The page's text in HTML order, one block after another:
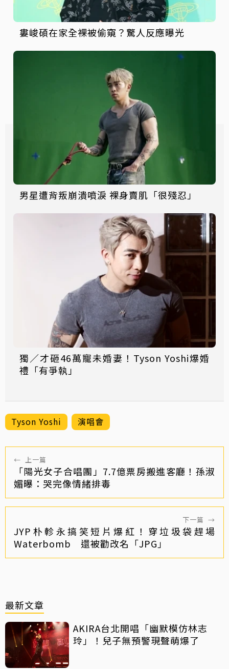
婁峻碩在家全裸被偷窺？驚人反應曝光
男星遭背叛崩潰噴淚 裸身賣肌「很殘忍」
獨／才砸46萬寵未婚妻！Tyson Yoshi爆婚
禮「有爭執」
Tyson Yoshi 演唱會
← 上一篇
「陽光女子合唱團」7.7億票房搬進客廳！孫淑
媚曝：哭完像情緒排毒
下一篇 →
JYP朴軫永搞笑短片爆紅！穿垃圾袋趕場
Waterbomb 還被勸改名「JPG」
最新文章
AKIRA台北開唱「幽默模仿林志
玲」！兒子無預警現聲萌爆了